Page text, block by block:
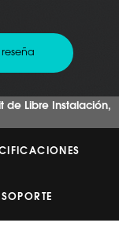
de Libre Instalación,
SOPORTE